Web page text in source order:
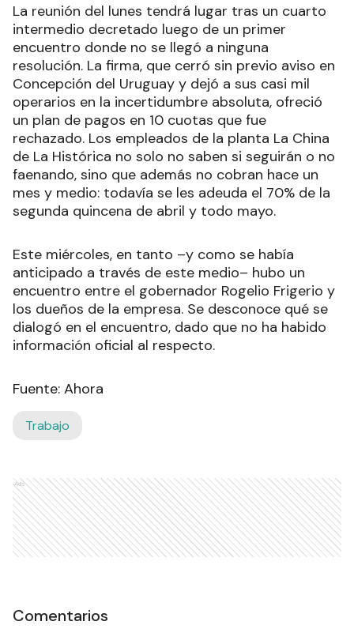
La reunión del lunes tendrá lugar tras un cuarto
intermedio decretado luego de un primer
encuentro donde no se llegó a ninguna
resolución. La firma, que cerró sin previo aviso en
Concepción del Uruguay y dejó a sus casi mil
operarios en la incertidumbre absoluta, ofreció
un plan de pagos en 10 cuotas que fue
rechazado. Los empleados de la planta La China
de La Histórica no solo no saben si seguirán o no
faenando, sino que además no cobran hace un
mes y medio: todavía se les adeuda el 70% de la
segunda quincena de abril y todo mayo.
Este miércoles, en tanto –y como se había
anticipado a través de este medio– hubo un
encuentro entre el gobernador Rogelio Frigerio y
los dueños de la empresa. Se desconoce qué se
dialogó en el encuentro, dado que no ha habido
información oficial al respecto.
Fuente: Ahora
Trabajo
Ads
Comentarios